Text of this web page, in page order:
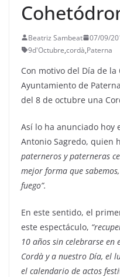
Beatriz Sambeat 07/09/
9d'Octubre,cordà,Paterna
Con motivo del Día de
Ayuntamiento de
del 8 de octubre una
Así lo ha anunciado hoy
Antonio Sagredo, quien
paterneros y paterneras
mejor forma que
fuego”.
En este sentido, el
este espectáculo,
10 años sin celebrarse en
Cordà y a nuestro Día, el
el calendario de actos